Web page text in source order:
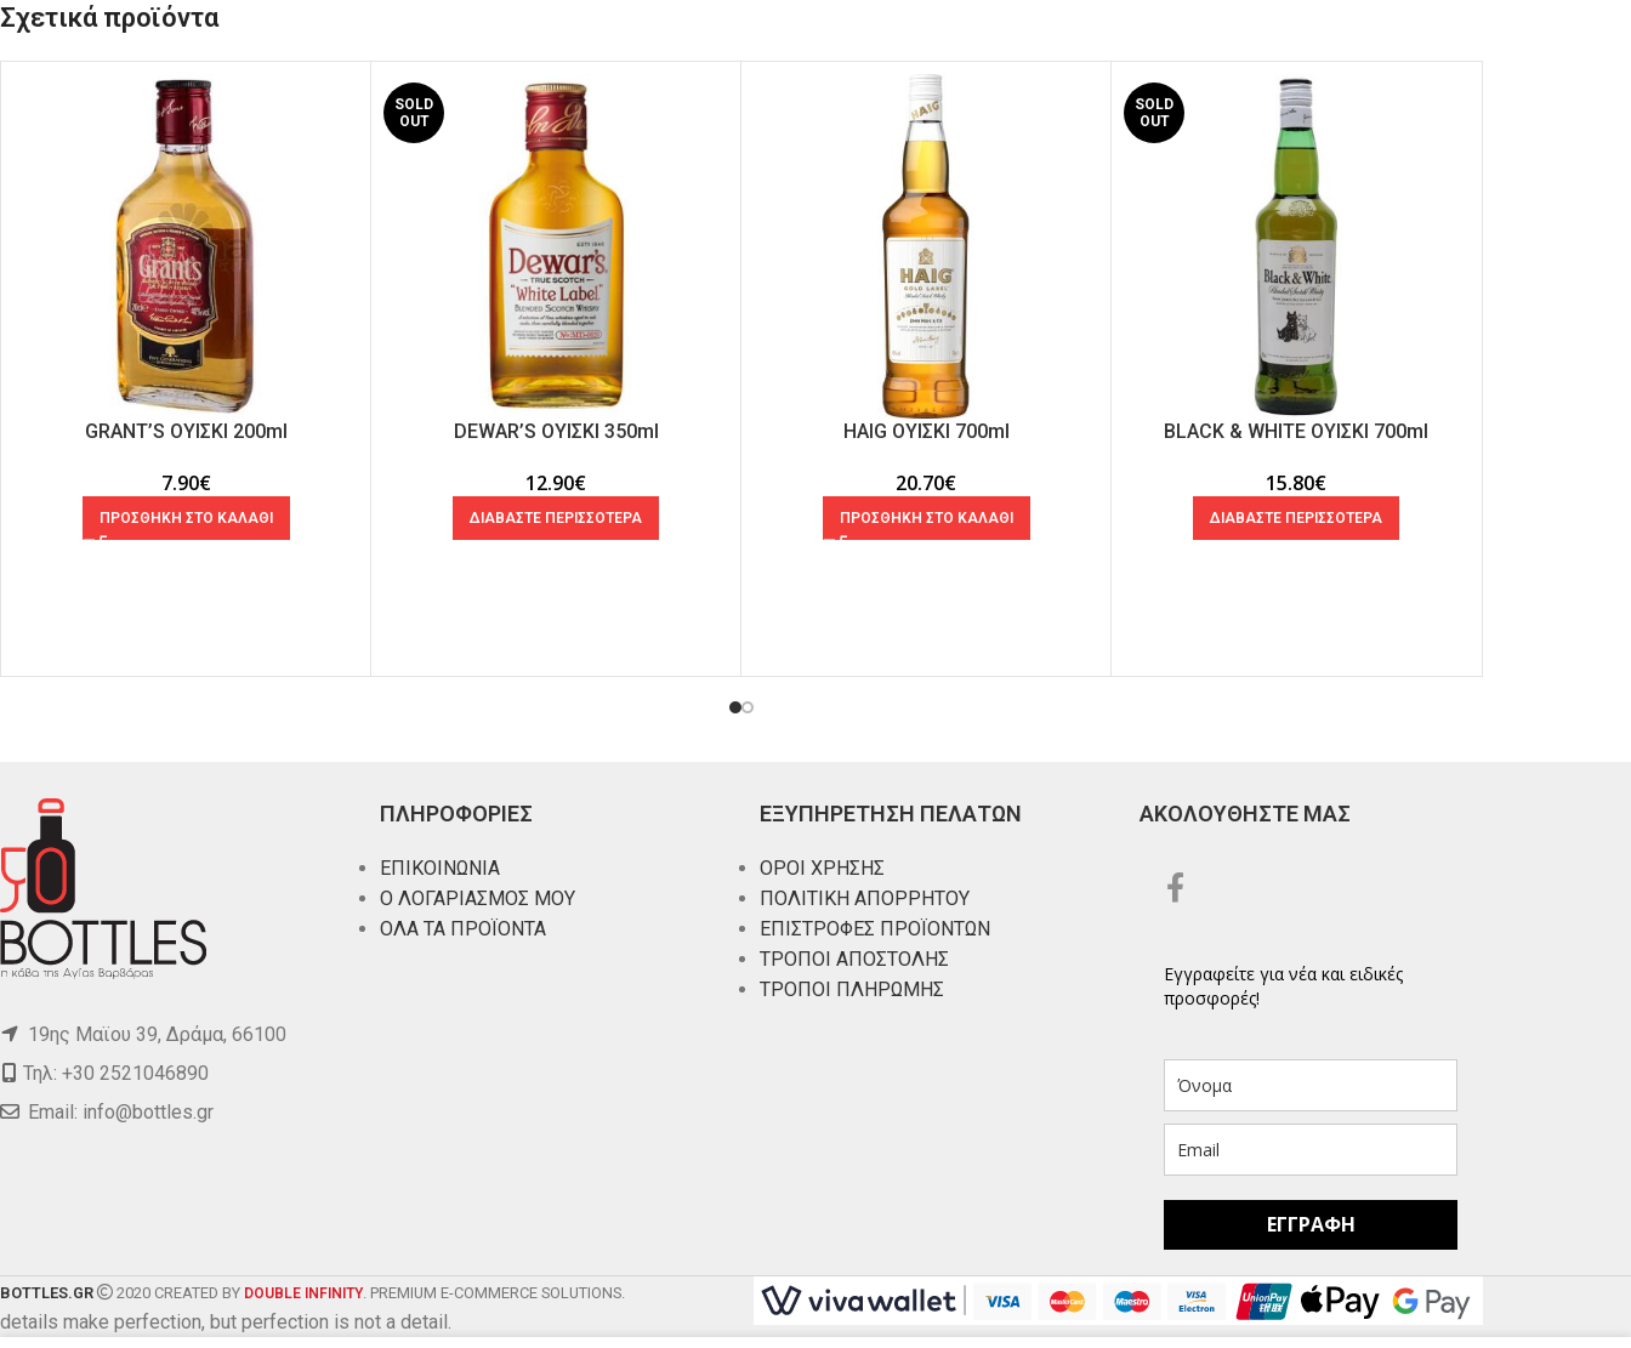
Σχετικά προϊόντα
GRANT’S ΟΥΙΣΚΙ 200ml
7.90€
ΠΡΟΣΘΗΚΗ ΣΤΟ ΚΑΛΑΘΙ
SOLD
OUT
DEWAR’S ΟΥΙΣΚΙ 350ml
12.90€
ΔΙΑΒΑΣΤΕ ΠΕΡΙΣΣΟΤΕΡΑ
HAIG ΟΥΙΣΚΙ 700ml
20.70€
ΠΡΟΣΘΗΚΗ ΣΤΟ ΚΑΛΑΘΙ
SOLD
OUT
BLACK & WHITE ΟΥΙΣΚΙ 700ml
15.80€
ΔΙΑΒΑΣΤΕ ΠΕΡΙΣΣΟΤΕΡΑ
19ης Μαϊου 39, Δράμα, 66100
Τηλ: +30 2521046890
Email: info@bottles.gr
ΠΛΗΡΟΦΟΡΙΕΣ
ΕΠΙΚΟΙΝΩΝΙΑ
Ο ΛΟΓΑΡΙΑΣΜΟΣ ΜΟΥ
ΟΛΑ ΤΑ ΠΡΟΪΟΝΤΑ
ΕΞΥΠΗΡΕΤΗΣΗ ΠΕΛΑΤΩΝ
ΟΡΟΙ ΧΡΗΣΗΣ
ΠΟΛΙΤΙΚΗ ΑΠΟΡΡΗΤΟΥ
ΕΠΙΣΤΡΟΦΕΣ ΠΡΟΪΟΝΤΩΝ
ΤΡΟΠΟΙ ΑΠΟΣΤΟΛΗΣ
ΤΡΟΠΟΙ ΠΛΗΡΩΜΗΣ
ΑΚΟΛΟΥΘΗΣΤΕ ΜΑΣ
Εγγραφείτε για νέα και ειδικές
προσφορές!
ΕΓΓΡΑΦΗ
BOTTLES.GR 2020 CREATED BY DOUBLE INFINITY. PREMIUM E-COMMERCE SOLUTIONS.
details make perfection, but perfection is not a detail.